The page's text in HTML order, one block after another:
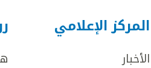
المركز الإعلامي
الأخبار